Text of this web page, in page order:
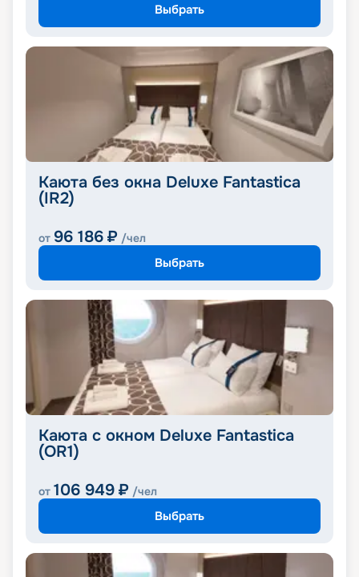
Выбрать
Каюта без окна Deluxe Fantastica
(IR2)
от 96 186 ₽ /чел
Выбрать
Каюта с окном Deluxe Fantastica
(OR1)
от 106 949 ₽ /чел
Выбрать